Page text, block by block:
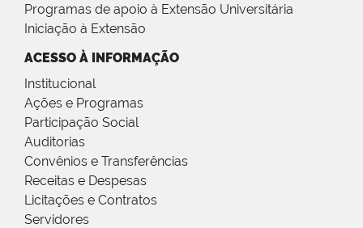
Programas de apoio à Extensão Universitária
Iniciação à Extensão
ACESSO À INFORMAÇÃO
Institucional
Ações e Programas
Participação Social
Auditorias
Convênios e Transferências
Receitas e Despesas
Licitações e Contratos
Servidores